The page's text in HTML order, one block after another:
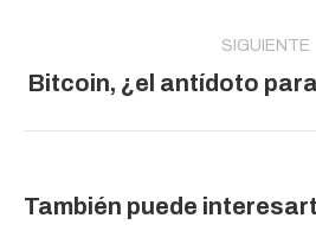
SIGUIENTE
Bitcoin, ¿el antídoto
También puede